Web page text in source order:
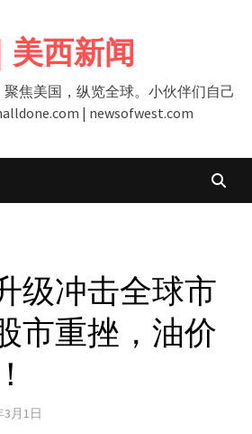
美西新闻
焦美国，纵览全球。小伙伴们自己
| newsofwest.com
级冲击全球市
市重挫，油价
3月1日